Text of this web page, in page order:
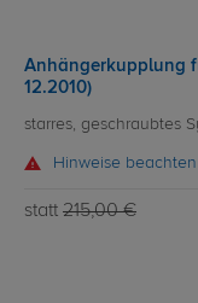
Anhängerkupplung
12.2010)
starres, geschraubtes
Hinweise beachten
statt 215,00 €